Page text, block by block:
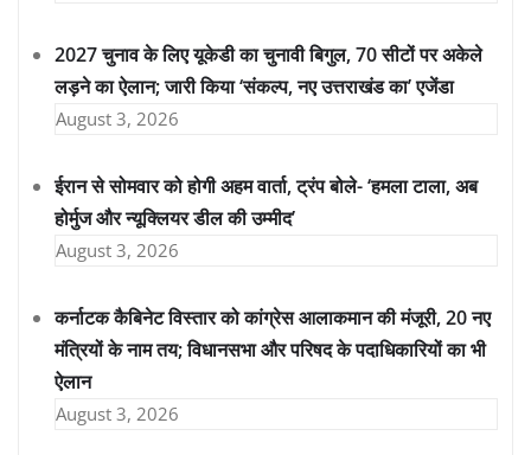
2027 चुनाव के लिए यूकेडी का चुनावी बिगुल, 70 सीटों पर अकेले
लड़ने का ऐलान; जारी किया ‘संकल्प, नए उत्तराखंड का’ एजेंडा
August 3, 2026
ईरान से सोमवार को होगी अहम वार्ता, ट्रंप बोले- ‘हमला टाला, अब
होर्मुज और न्यूक्लियर डील की उम्मीद’
August 3, 2026
कर्नाटक कैबिनेट विस्तार को कांग्रेस आलाकमान की मंजूरी, 20 नए
मंत्रियों के नाम तय; विधानसभा और परिषद के पदाधिकारियों का भी
ऐलान
August 3, 2026